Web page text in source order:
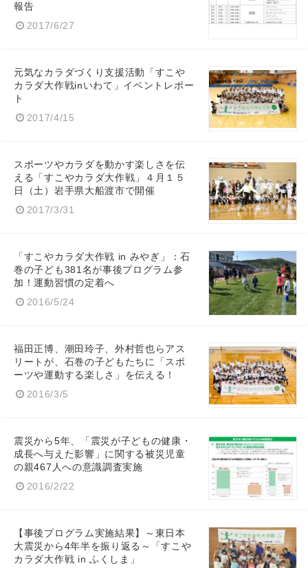
報告
2017/6/27
元気なカラダづくり支援活動「すこや
カラダ大作戦inいわて」イベントレポー
ト
2017/4/15
スポーツやカラダを動かす楽しさを伝
える「すこやカラダ大作戦」４月１５
日（土）岩手県大船渡市で開催
2017/3/31
「すこやカラダ大作戦 in みやぎ」：石
巻の子ども381名が事後プログラム参
加！運動習慣の定着へ
2016/5/24
福田正博、潮田玲子、外村哲也らアス
リートが、石巻の子どもたちに「スポ
ーツや運動する楽しさ」を伝える！
2016/3/5
震災から5年、「震災が子どもの健康・
成長へ与えた影響」に関する被災児童
の親467人への意識調査実施
2016/2/22
【事後プログラム実施結果】～東日本
大震災から4年半を振り返る～「すこや
カラダ大作戦 in ふくしま」
Japanese
English